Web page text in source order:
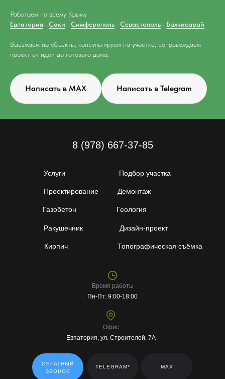
Работаем по всему Крыму
Евпатория · Саки · Симферополь · Севастополь · Бахчисарай
Выезжаем на объекты, консультируем на участке, сопровождаем
проект от идеи до готового дома.
Написать в MAX Написать в Telegram
Услуги
Проектирование
Газобетон
Ракушечник
Кирпич
Дизайн-проект
Подбор участка
Демонтаж
Геология
Топографическая съёмка
ОБРАТНЫЙ
ЗВОНОК
TELEGRAM* MAX
8 (978) 667-37-85
Пн-Пт: 9:00-18:00
Время работы
Евпатория, ул. Строителей, 7А
Офис